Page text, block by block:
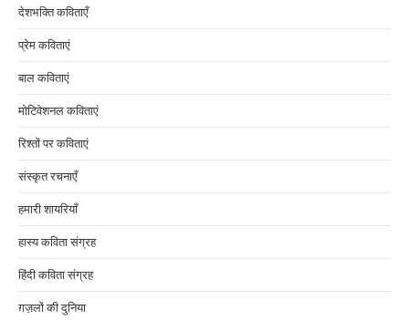
देशभक्ति कविताएँ
प्रेम कविताएं
बाल कविताएं
मोटिवेशनल कविताएं
रिश्तों पर कविताएं
संस्कृत रचनाएँ
हमारी शायरियाँ
हास्य कविता संग्रह
हिंदी कविता संग्रह
ग़ज़लों की दुनिया